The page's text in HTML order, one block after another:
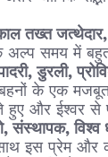
तख्त
अल्प समय में
डुरली,
के एक
और ईश्वर से
संस्थापक, विश्व
इस प्रेम